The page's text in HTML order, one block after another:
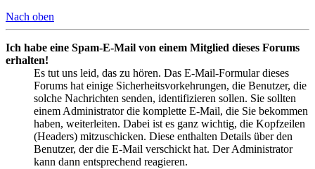
Nach oben
Ich habe eine Spam-E-Mail von einem Mitglied dieses Forums
erhalten!
Es tut uns leid, das zu hören. Das E-Mail-Formular dieses
Forums hat einige Sicherheitsvorkehrungen, die Benutzer, die
solche Nachrichten senden, identifizieren sollen. Sie sollten
einem Administrator die komplette E-Mail, die Sie bekommen
haben, weiterleiten. Dabei ist es ganz wichtig, die Kopfzeilen
(Headers) mitzuschicken. Diese enthalten Details über den
Benutzer, der die E-Mail verschickt hat. Der Administrator
kann dann entsprechend reagieren.